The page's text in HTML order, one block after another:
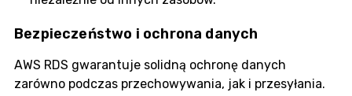
Bezpieczeństwo i ochrona danych
AWS RDS gwarantuje solidną ochronę danych
zarówno podczas przechowywania, jak i przesyłania.